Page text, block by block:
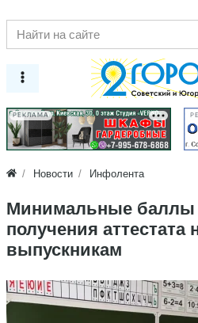
РЕКЛАМА
Новости Инфолента
Минимальные баллы
получения аттестата
выпускникам